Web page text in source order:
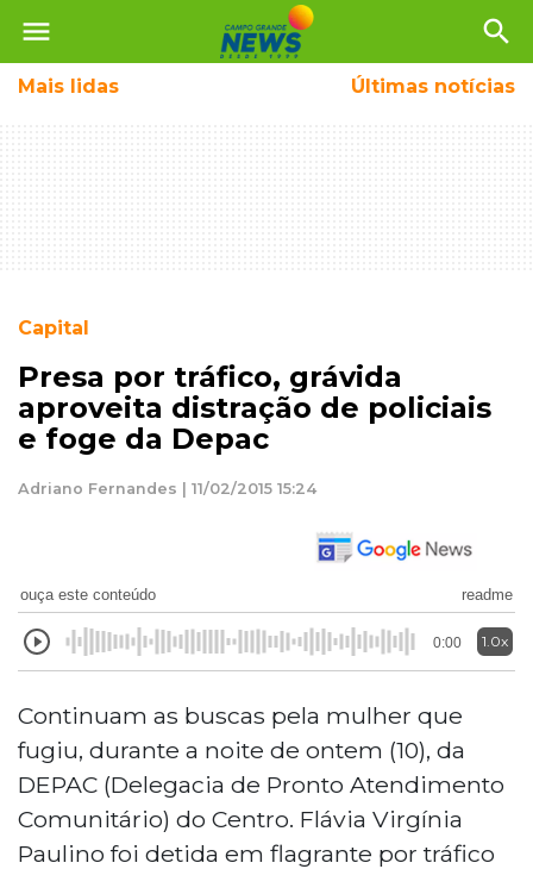
menu search
Mais lidas Últimas notícias
Capital
Presa por tráfico, grávida
aproveita distração de policiais
e foge da Depac
Adriano Fernandes | 11/02/2015 15:24
ouça este conteúdo readme
0:00 1.0x
Continuam as buscas pela mulher que
fugiu, durante a noite de ontem (10), da
DEPAC (Delegacia de Pronto Atendimento
Comunitário) do Centro. Flávia Virgínia
Paulino foi detida em flagrante por tráfico